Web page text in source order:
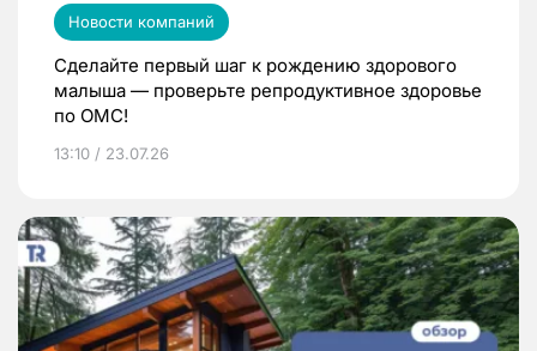
Новости компаний
Сделайте первый шаг к рождению здорового
малыша — проверьте репродуктивное здоровье
по ОМС!
13:10 / 23.07.26